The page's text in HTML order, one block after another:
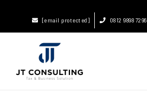
[email protected] 0812 9898 7296